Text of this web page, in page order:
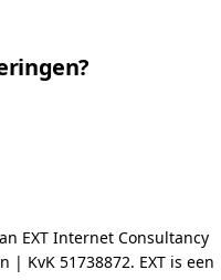
EXT Internet Consultancy
KvK 51738872. EXT is een